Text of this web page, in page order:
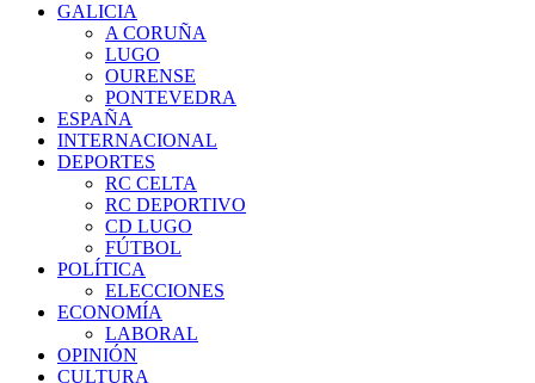
GALICIA
A CORUÑA
LUGO
OURENSE
PONTEVEDRA
ESPAÑA
INTERNACIONAL
DEPORTES
RC CELTA
RC DEPORTIVO
CD LUGO
FÚTBOL
POLÍTICA
ELECCIONES
ECONOMÍA
LABORAL
OPINIÓN
CULTURA